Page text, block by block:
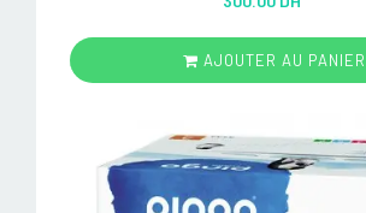
out of 5
AJOUTER AU PANIER